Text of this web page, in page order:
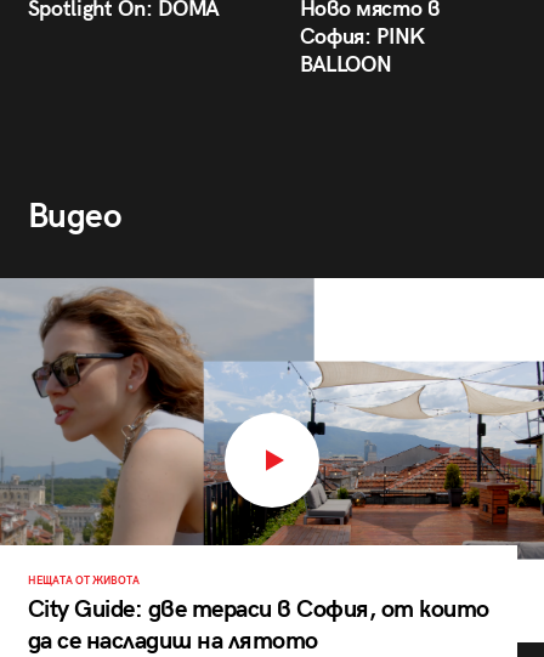
Spotlight On: DÒMA
Ново място в
София: PINK
BALLOON
Видео
НЕЩАТА ОТ ЖИВОТА
City Guide: две тераси в София, от които
да се насладиш на лятото